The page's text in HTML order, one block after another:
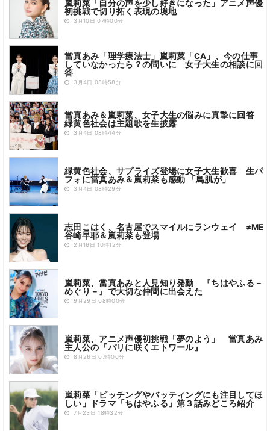
嵐莉菜「自分の声を少し好きになった」アニメ声優
初挑戦で切り拓く表現の境地
3月10日 07時00分
當真あみ「理学療法士」嵐莉菜「CA」、今の仕事
していなかったら？の問いに 女子大生の相談に回
答
3月4日 08時58分
當真あみ＆嵐莉菜、女子大生の悩みに真摯に回答
緑黄色社会は主題歌を生披露
3月4日 08時44分
緑黄色社会、サプライズ登場に女子大生歓喜 生パ
フォに當真あみ＆嵐莉菜も感動 「鳥肌が」
3月4日 08時29分
志田こはく、名古屋でスマイルにランウェイ ≠ME
谷崎早耶＆嵐莉菜も登場
2月16日 10時12分
嵐莉菜、當真あみと人見知り発動 『ちはやふる－
めぐり－』で大切な仲間に出会えた
9月29日 08時00分
嵐莉菜、アニメ声優初挑戦「夢のよう」 當真あみ
主人公の『パリに咲くエトワール』
8月26日 07時00分
嵐莉菜「ピッチングやバッティングにも注目してほ
しい」ドラマ「ちはやふる」第３話みどころ紹介
7月23日 18時32分